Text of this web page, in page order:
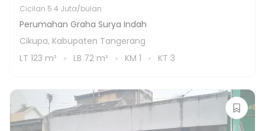
Cicilan 5.4 Juta/bulan
Perumahan Graha Surya Indah
Cikupa, Kabupaten Tangerang
LT 123 m² LB 72 m² KM 1 KT 3